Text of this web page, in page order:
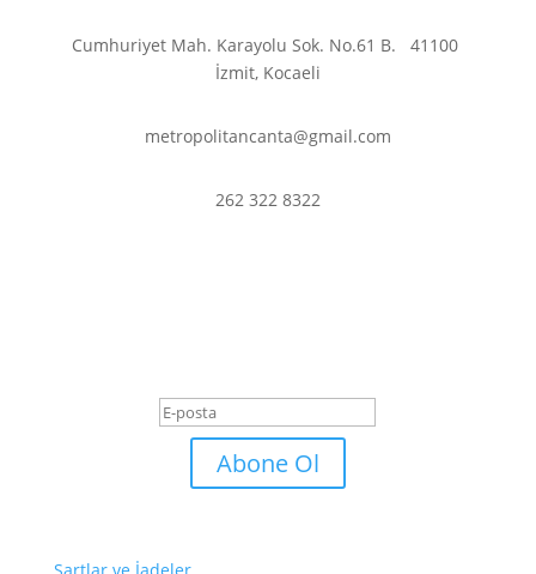
Cumhuriyet Mah. Karayolu Sok. No.61 B.41100
İzmit, Kocaeli
metropolitancanta@gmail.com
262 322 8322
Abone Ol